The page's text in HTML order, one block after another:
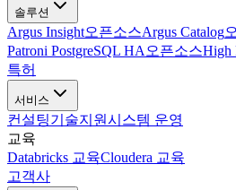
솔루션
Argus Insight오픈소스Argus Catalog
Patroni PostgreSQL HA 오픈소스High
특허
서비스
컨설팅기술지원시스템 운영
교육
Databricks 교육Cloudera 교육
고객사